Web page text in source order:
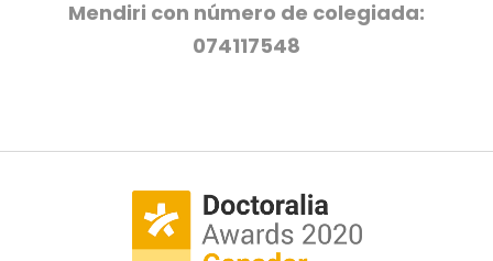
Mendiri con número de colegiada:
074117548